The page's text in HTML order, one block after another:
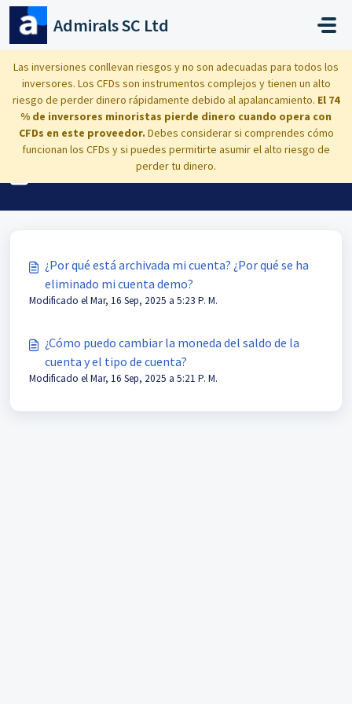
Saltar al contenido principal
Admirals SC Ltd
Las inversiones conllevan riesgos y no son adecuadas para todos los
inversores. Los CFDs son instrumentos complejos y tienen un alto
riesgo de perder dinero rápidamente debido al apalancamiento. El 74
% de inversores minoristas pierde dinero cuando opera con
CFDs en este proveedor. Debes considerar si comprendes cómo
funcionan los CFDs y si puedes permitirte asumir el alto riesgo de
perder tu dinero.
Inicio Base de conocimientos
Dashboard
Gestión de cuenta
Gestión de cuenta (2)
¿Por qué está archivada mi cuenta? ¿Por qué se ha
eliminado mi cuenta demo?
Modificado el Mar, 16 Sep, 2025 a 5:23 P. M.
¿Cómo puedo cambiar la moneda del saldo de la
cuenta y el tipo de cuenta?
Modificado el Mar, 16 Sep, 2025 a 5:21 P. M.